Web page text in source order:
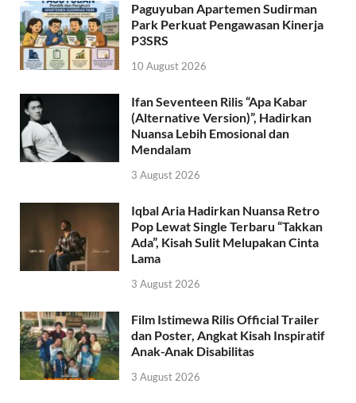
Paguyuban Apartemen Sudirman
Park Perkuat Pengawasan Kinerja
P3SRS
10 August 2026
Ifan Seventeen Rilis “Apa Kabar
(Alternative Version)”, Hadirkan
Nuansa Lebih Emosional dan
Mendalam
3 August 2026
Iqbal Aria Hadirkan Nuansa Retro
Pop Lewat Single Terbaru “Takkan
Ada”, Kisah Sulit Melupakan Cinta
Lama
3 August 2026
Film Istimewa Rilis Official Trailer
dan Poster, Angkat Kisah Inspiratif
Anak-Anak Disabilitas
3 August 2026